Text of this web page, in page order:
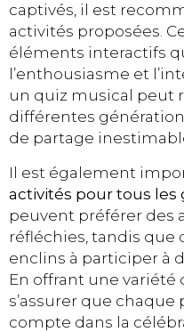
captivés, il est
activités proposées.
éléments interactifs
l’enthousiasme et
un quiz musical peut
différentes
de partage
Il est également
activités pour tous les
peuvent préférer des
réfléchies, tandis que
enclins à participer à
En offrant une variété
s’assurer que
compte dans la